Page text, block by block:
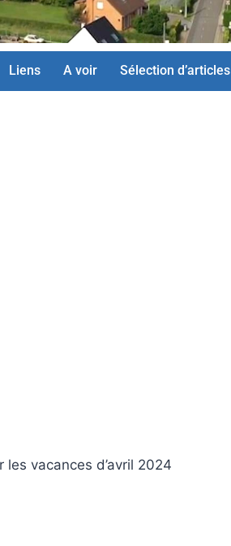
Liens A voir Sélection d’articles
les vacances d’avril 2024